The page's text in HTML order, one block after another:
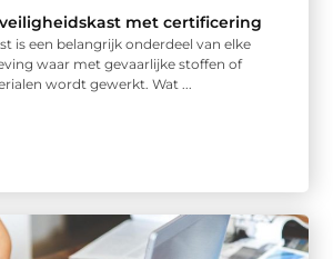
met certificering
is een belangrijk onderdeel van elke
waar met gevaarlijke stoffen of
wordt gewerkt. Wat ...